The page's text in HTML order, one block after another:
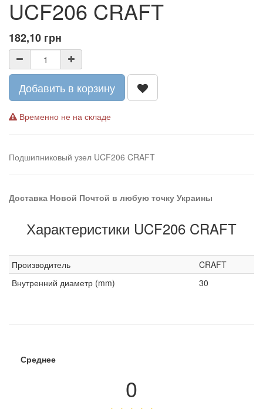
UCF206 CRAFT
182,10 грн
Добавить в корзину
Временно не на складе
Подшипниковый узел UCF206 CRAFT
Доставка Новой Почтой в любую точку Украины
Характеристики UCF206 CRAFT
Производитель
CRAFT
Внутренний диаметр (mm)
30
Среднее
0